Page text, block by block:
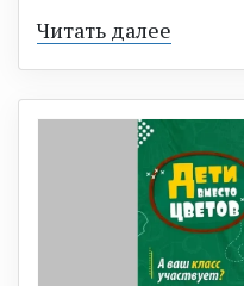
Читать далее